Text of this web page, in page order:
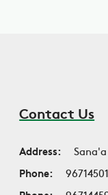
Contact Us
Address:
Phone: